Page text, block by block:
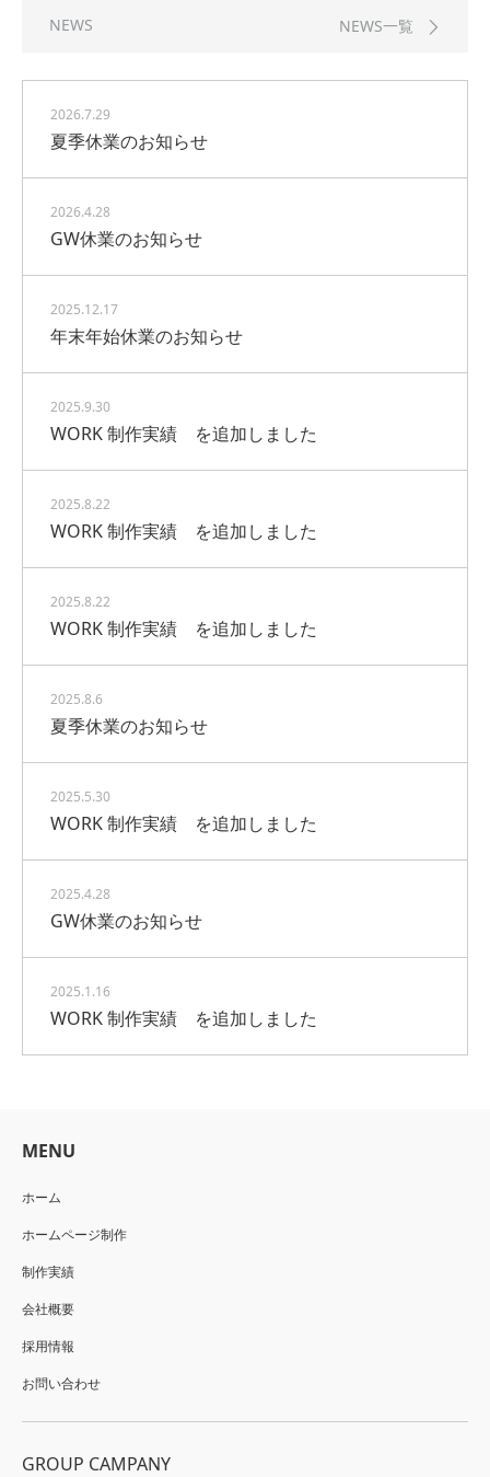
NEWS NEWS一覧
2026.7.29
夏季休業のお知らせ
2026.4.28
GW休業のお知らせ
2025.12.17
年末年始休業のお知らせ
2025.9.30
WORK 制作実績 を追加しました
2025.8.22
WORK 制作実績 を追加しました
2025.8.22
WORK 制作実績 を追加しました
2025.8.6
夏季休業のお知らせ
2025.5.30
WORK 制作実績 を追加しました
2025.4.28
GW休業のお知らせ
2025.1.16
WORK 制作実績 を追加しました
MENU
ホーム
ホームページ制作
制作実績
会社概要
採用情報
お問い合わせ
GROUP CAMPANY